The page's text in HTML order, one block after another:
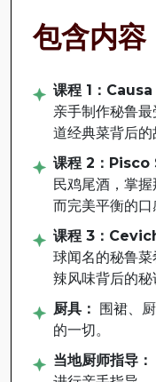
包含内容
课程 1：
亲手制作秘鲁
道经典菜背后的
课程 2：
民鸡尾酒，掌
而完美平衡的口
课程 3：
球闻名的秘鲁
辣风味背后的秘
厨具： 围裙、
的一切。
当地厨师指导：